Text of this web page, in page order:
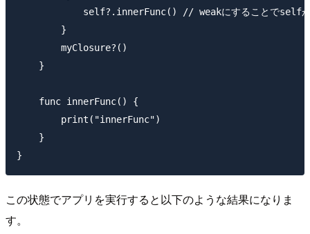
self?.innerFunc() // weakにすることでself
        }
        myClosure?()
    }
    func innerFunc() {
        print("innerFunc")
    }
この状態でアプリを実行すると以下のような結果になりま
す。